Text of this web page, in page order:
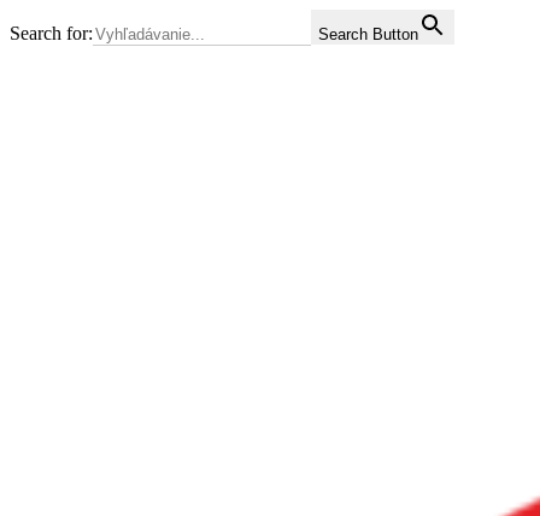
Search for: Search Button